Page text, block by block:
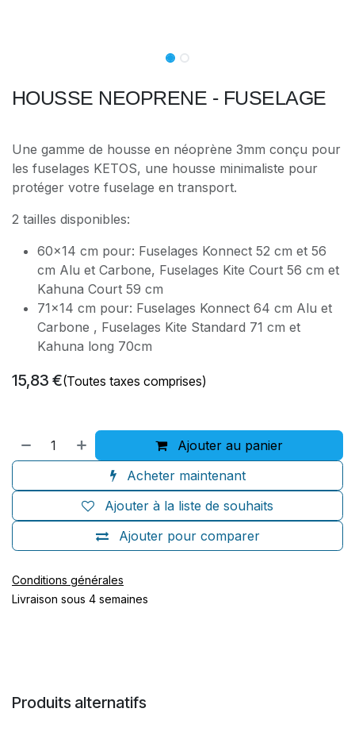
HOUSSE NEOPRENE - FUSELAGE
Une gamme de housse en néoprène 3mm conçu pour
les fuselages KETOS, une housse minimaliste pour
protéger votre fuselage en transport.
2 tailles disponibles:
60×14 cm pour: Fuselages Konnect 52 cm et 56
cm Alu et Carbone, Fuselages Kite Court 56 cm et
Kahuna Court 59 cm
71×14 cm pour: Fuselages Konnect 64 cm Alu et
Carbone , Fuselages Kite Standard 71 cm et
Kahuna long 70cm
15,83 €(Toutes taxes comprises)
Ajouter au panier
Acheter maintenant
Ajouter pour comparer
Ajouter à la liste de souhaits
Conditions générales
Livraison sous 4 semaines
Produits alternatifs